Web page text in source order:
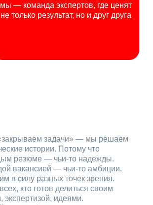
мы — команда экспертов, где ценят
не только результат, но и друг друга
задачи» — мы решаем
истории. Потому что
резюме — чьи‑то надежды.
вакансией — чьи‑то амбиции.
в силу разных точек зрения.
кто готов делиться своим
экспертизой, идеями.